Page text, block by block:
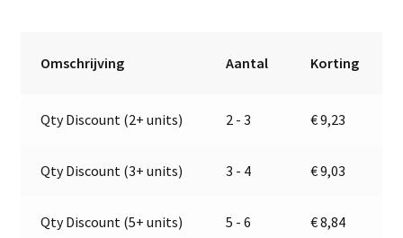
12.0007.010,
0231426
r
t
v
Omschrijving Aantal Korting
Qty Discount (2+ units) 2 - 3 €9,23
Qty Discount (3+ units) 3 - 4 €9,03
Qty Discount (5+ units) 5 - 6 €8,84